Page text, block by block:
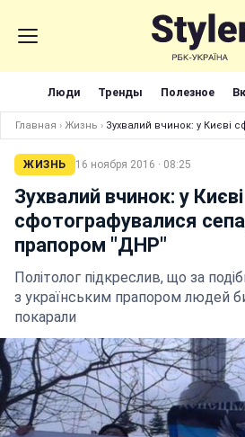
Люди Тренды Полезное
Главная › Жизнь › Зухвалий вчинок: у Києві
ЖИЗНЬ 16 ноября 2016 · 08:25
Зухвалий вчинок: у Києві
сфотографувалися
прапором "ДНР"
Політолог підкреслив, що за
з українським прапором людей
покарали